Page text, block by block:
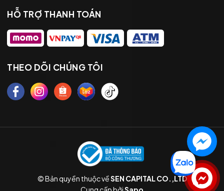
HỖ TRỢ THANH TOÁN
THEO DÕI CHÚNG TÔI
© Bản quyền thuộc vềSEN CAPITAL CO.,LTD
Liên hệ